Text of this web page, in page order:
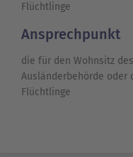
Flüchtlinge
Ansprechpunkt
die für den Wohnsitz
Ausländerbehörde oder
Flüchtlinge